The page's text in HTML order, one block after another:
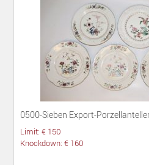
0500-Sieben Export-
Limit: € 150
Knockdown: € 160